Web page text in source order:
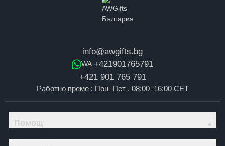
info@awgifts.bg
WA:+421901765791
+421 901 765 791
Работно време : Пон–Пет , 08:00–16:00 CET
Помощ